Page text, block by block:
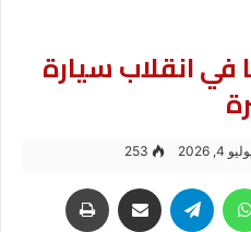
12 مصابًا في انقلاب سيارة
4, 2026
253
واتساب تيلقرام مشاركة عبر البريد